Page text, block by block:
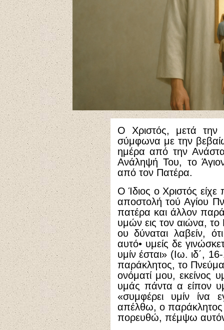
Ο Χριστός, μετά
σύμφωνα με την
ημέρα από την
Ανάληψή Του, το
από τον Πατέρα.
Ο Ίδιος ο Χριστός
αποστολή τού Αγίου
πατέρα και άλλον
υμών εις τον αιώνα,
ου δύναται λαβείν,
αυτό• υμείς δε
υμίν έσται» (Ιω. ιδ΄,
παράκλητος, το
ονόματί μου, εκείνος
υμάς πάντα α είπον
«συμφέρει υμίν
απέλθω, ο παράκλητος
πορευθώ, πέμψω